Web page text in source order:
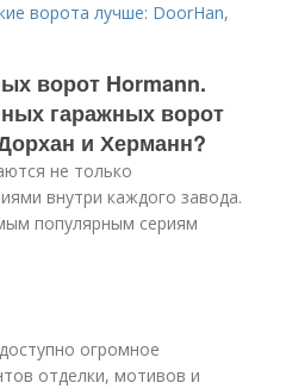
ворота лучше: DoorHan,
ворот Hormann.
гаражных ворот
и Херманн?
не только
внутри каждого завода.
популярным сериям
огромное
отделки, мотивов и